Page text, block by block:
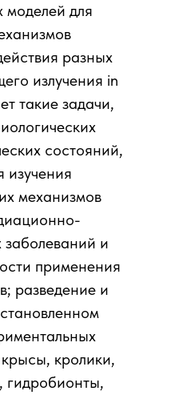
моделей для
разных
излучения in
такие задачи,
состояний,
изучения
механизмов
и
применения
разведение и
кролики,
гидробионты,